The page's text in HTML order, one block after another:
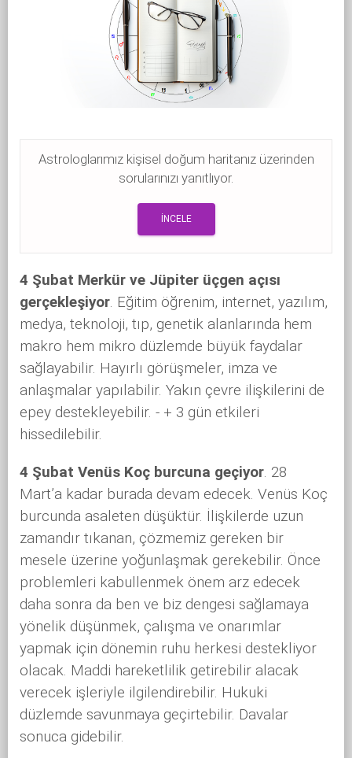
Astrologlarımız kişisel doğum haritanız üzerinden
sorularınızı yanıtlıyor.
İNCELE
4 Şubat Merkür ve Jüpiter üçgen açısı
gerçekleşiyor. Eğitim öğrenim, internet, yazılım,
medya, teknoloji, tıp, genetik alanlarında hem
makro hem mikro düzlemde büyük faydalar
sağlayabilir. Hayırlı görüşmeler, imza ve
anlaşmalar yapılabilir. Yakın çevre ilişkilerini de
epey destekleyebilir. - + 3 gün etkileri
hissedilebilir.
4 Şubat Venüs Koç burcuna geçiyor. 28
Mart’a kadar burada devam edecek. Venüs Koç
burcunda asaleten düşüktür. İlişkilerde uzun
zamandır tıkanan, çözmemiz gereken bir
mesele üzerine yoğunlaşmak gerekebilir. Önce
problemleri kabullenmek önem arz edecek
daha sonra da ben ve biz dengesi sağlamaya
yönelik düşünmek, çalışma ve onarımlar
yapmak için dönemin ruhu herkesi destekliyor
olacak. Maddi hareketlilik getirebilir alacak
verecek işleriyle ilgilendirebilir. Hukuki
düzlemde savunmaya geçirtebilir. Davalar
sonuca gidebilir.